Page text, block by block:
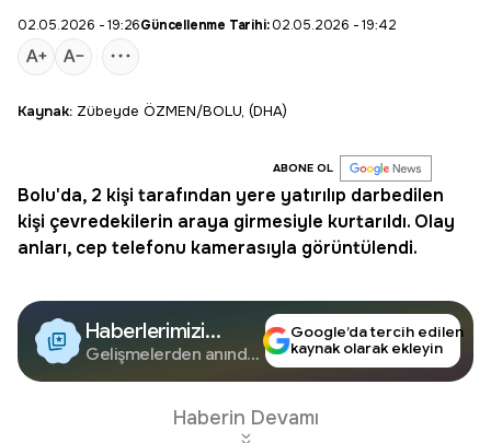
02.05.2026 - 19:26Güncellenme Tarihi:02.05.2026 - 19:42
Kaynak: Zübeyde ÖZMEN/BOLU, (DHA)
ABONE OL
Bolu'da, 2 kişi tarafından yere yatırılıp darbedilen
kişi çevredekilerin araya girmesiyle kurtarıldı. Olay
anları, cep telefonu kamerasıyla görüntülendi.
Haberlerimizi
Google'da Takip
Edin
Gelişmelerden anında
Google’da tercih edilen
kaynak olarak ekleyin
Haberin Devamı